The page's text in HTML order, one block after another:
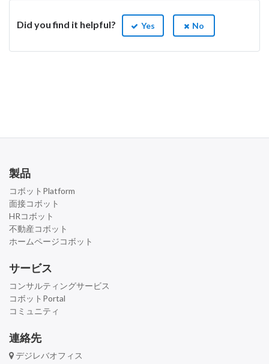
Did you find it helpful? Yes No
製品
コボットPlatform
面接コボット
HRコボット
不動産コボット
ホームページコボット
サービス
コンサルティングサービス
コボットPortal
コミュニティ
連絡先
デジレバオフィス